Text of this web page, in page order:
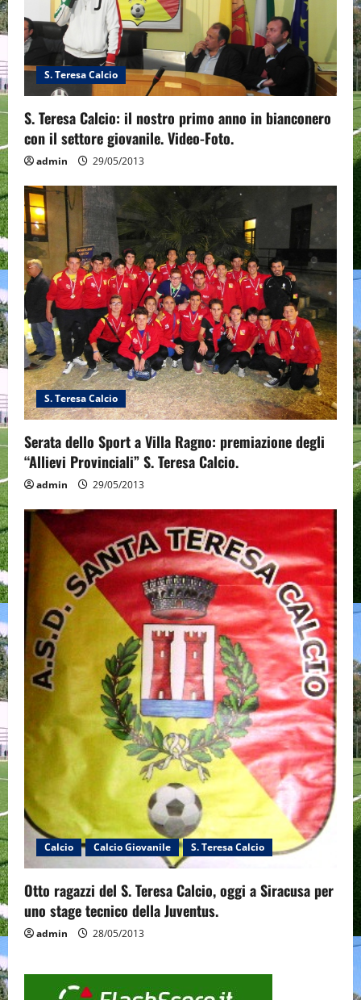
t
i
o
n
S. Teresa Calcio
S. Teresa Calcio: il nostro primo anno in bianconero
con il settore giovanile. Video-Foto.
admin 29/05/2013
S. Teresa Calcio
Serata dello Sport a Villa Ragno: premiazione degli
“Allievi Provinciali” S. Teresa Calcio.
admin 29/05/2013
Calcio Calcio Giovanile S. Teresa Calcio
Otto ragazzi del S. Teresa Calcio, oggi a Siracusa per
uno stage tecnico della Juventus.
admin 28/05/2013